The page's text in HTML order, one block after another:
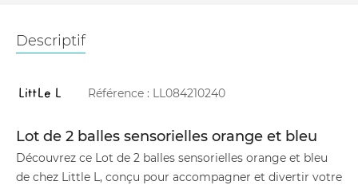
Descriptif
Référence : LL084210240
Lot de 2 balles sensorielles orange et bleu
Découvrez ce Lot de 2 balles sensorielles orange et bleu
de chez Little L, conçu pour accompagner et divertir votre